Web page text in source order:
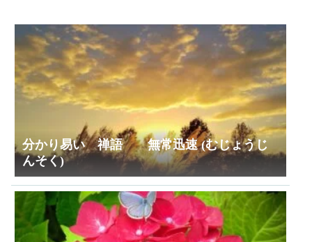
分かり易い 禅語 無常迅速 (むじょうじ
んそく)